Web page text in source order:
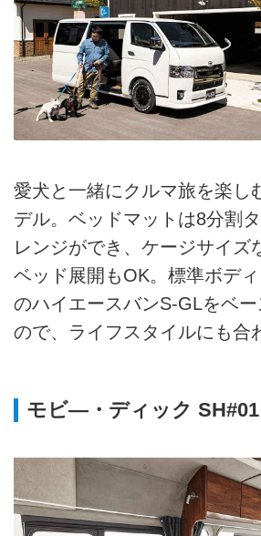
愛犬と一緒にクルマ旅を楽し
デル。ベッドマットは8分割
レンジができ、ケージサイズ
ベッド展開もOK。標準ボデ
のハイエースバンS-GLをベ
ので、ライフスタイルにも合
モビ―・ディック SH#01